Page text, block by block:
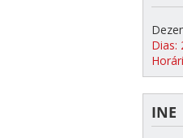
Dias:
INE